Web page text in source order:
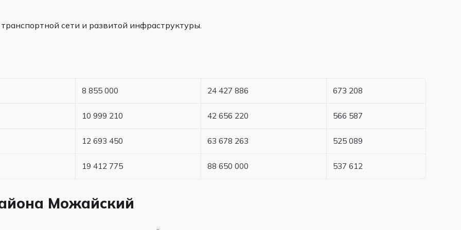
сети и развитой инфраструктуры.
8 855 000 24 427 886 673 208
10 999 210 42 656 220 566 587
12 693 450 63 678 263 525 089
19 412 775 88 650 000 537 612
Можайский